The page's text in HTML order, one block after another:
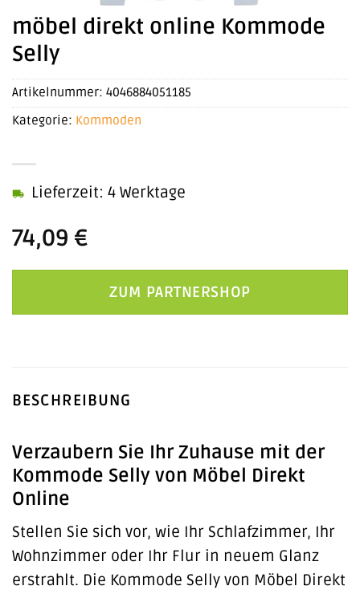
möbel direkt online Kommode
Selly
74,09 €
Lieferzeit: 4 Werktage
ZUM PARTNERSHOP
Artikelnummer: 4046884051185
Kategorie: Kommoden
BESCHREIBUNG
Verzaubern Sie Ihr Zuhause mit der
Kommode Selly von Möbel Direkt
Online
Stellen Sie sich vor, wie Ihr Schlafzimmer, Ihr
Wohnzimmer oder Ihr Flur in neuem Glanz
erstrahlt. Die Kommode Selly von Möbel Direkt